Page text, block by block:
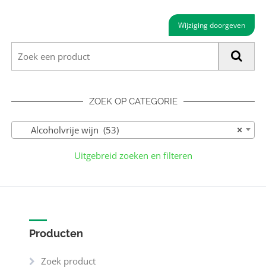
Wijziging doorgeven
ZOEK OP CATEGORIE
×
Alcoholvrije wijn (53)
Uitgebreid zoeken en filteren
Producten
Zoek product